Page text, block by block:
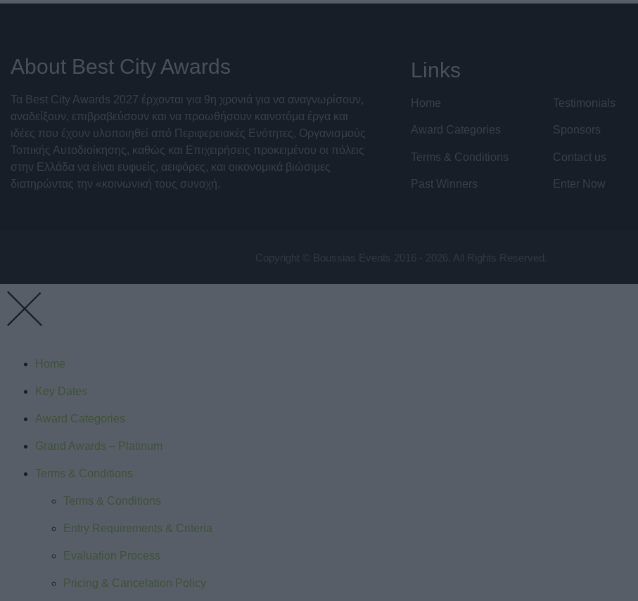
About Best City Awards
Τα Best City Awards 2027 έρχονται για 9η χρονιά για να αναγνωρίσουν,
αναδείξουν, επιβραβεύσουν και να προωθήσουν καινοτόμα έργα και
ιδέες που έχουν υλοποιηθεί από Περιφερειακές Ενότητες, Οργανισμούς
Τοπικής Αυτοδιοίκησης, καθώς και Επιχειρήσεις προκειμένου οι πόλεις
στην Ελλάδα να είναι ευφυείς, αειφόρες, και οικονομικά βιώσιμες
διατηρώντας την «κοινωνική τους συνοχή.
Links
Home
Award Categories
Terms & Conditions
Past Winners
Testimonials
Sponsors
Contact us
Enter Now
Copyright © Boussias Events 2016 - 2026. All Rights Reserved.
Home
Key Dates
Award Categories
Grand Awards – Platinum
Terms & Conditions
Terms & Conditions
Entry Requirements & Criteria
Evaluation Process
Pricing & Cancelation Policy